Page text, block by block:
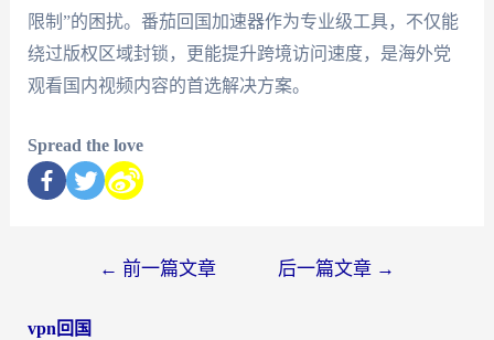
限制”的困扰。番茄回国加速器作为专业级工具，不仅能
绕过版权区域封锁，更能提升跨境访问速度，是海外党
观看国内视频内容的首选解决方案。
Spread the love
← 前一篇文章 后一篇文章 →
vpn回国